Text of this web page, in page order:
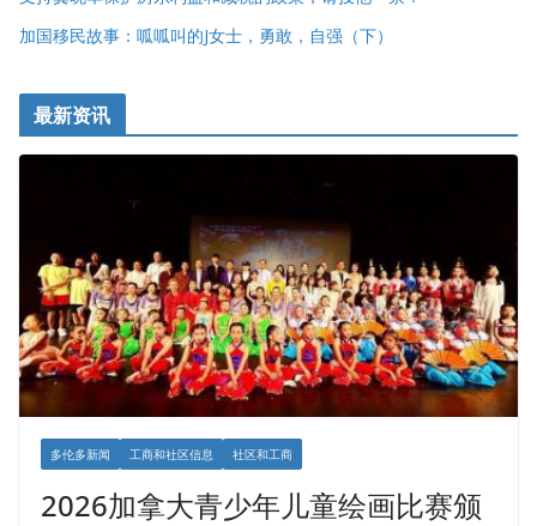
加国移民故事：呱呱叫的J女士，勇敢，自强（下）
最新资讯
多伦多新闻 工商和社区信息 社区和工商
2026加拿大青少年儿童绘画比赛颁